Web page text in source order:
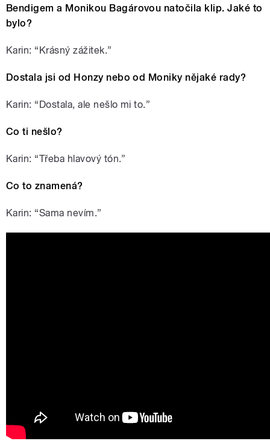
Bendigem a Monikou Bagárovou natočila klip. Jaké to
bylo?
Karin: “Krásný zážitek.”
Dostala jsi od Honzy nebo od Moniky nějaké rady?
Karin: “Dostala, ale nešlo mi to.”
Co ti nešlo?
Karin: “Třeba hlavový tón.”
Co to znamená?
Karin: “Sama nevím.”